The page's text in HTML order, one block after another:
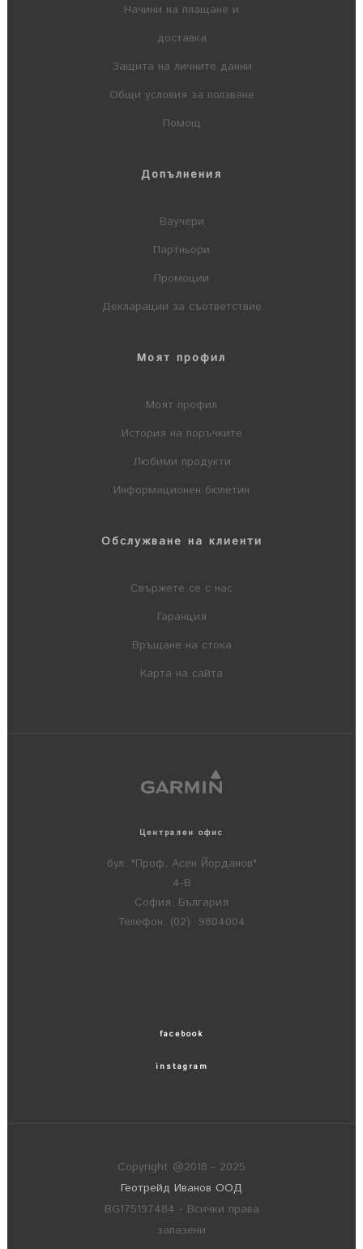
Начини на плащане и
доставка
Защита на личните данни
Общи условия за ползване
Помощ
Допълнения
Ваучери
Партньори
Промоции
Декларации за съответствие
Моят профил
Моят профил
История на поръчките
Любими продукти
Информационен бюлетин
Обслужване на клиенти
Свържете се с нас
Гаранция
Връщане на стока
Карта на сайта
Централен офис
бул. "Проф. Асен Йорданов"
4-В
София, България
Телефон: (02) 9804004
facebook
instagram
Copyright @2018 - 2025
Геотрейд Иванов ООД
BG175197484 - Всички права
запазени